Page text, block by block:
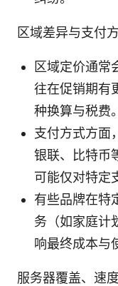
区域差异与支付
区域定价通常
往在促销期有
种换算与税费。
支付方式方面
银联、比特币
可能仅对特定
有些品牌在特
务（如家庭计
响最终成本与
服务器覆盖、速